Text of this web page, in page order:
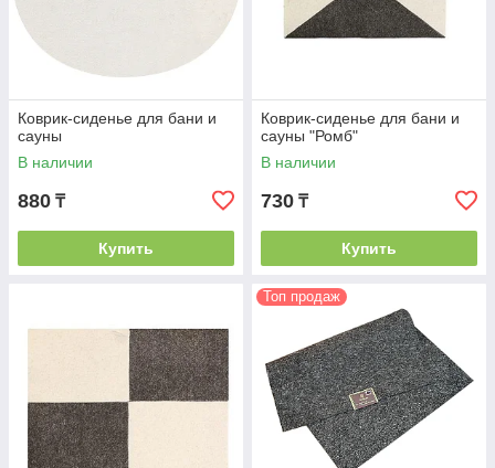
Коврик-сиденье для бани и
сауны
В наличии
880 ₸
Купить
Коврик-сиденье для бани и
сауны "Ромб"
В наличии
730 ₸
Купить
Топ продаж